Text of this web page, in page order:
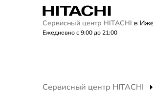
Сервисный центр HITACHI в
Ежедневно с 9:00 до 21:00
Сервисный центр HITACHI